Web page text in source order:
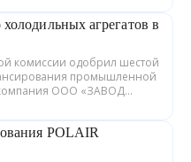
агрегатов в
комиссии одобрил шестой
промышленной
компания ООО «ЗАВОД
POLAIR